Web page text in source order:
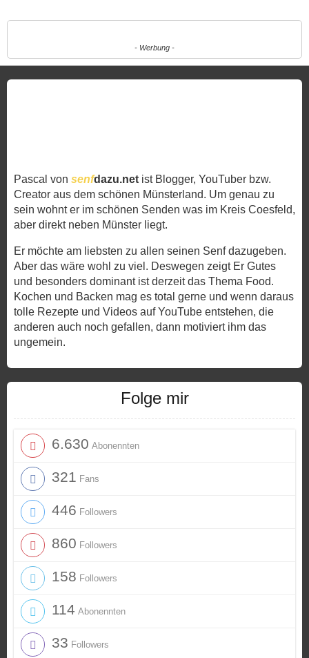
- Werbung -
Pascal von senfdazu.net ist Blogger, YouTuber bzw.
Creator aus dem schönen Münsterland. Um genau zu
sein wohnt er im schönen Senden was im Kreis Coesfeld,
aber direkt neben Münster liegt.
Er möchte am liebsten zu allen seinen Senf dazugeben.
Aber das wäre wohl zu viel. Deswegen zeigt Er Gutes
und besonders dominant ist derzeit das Thema Food.
Kochen und Backen mag es total gerne und wenn daraus
tolle Rezepte und Videos auf YouTube entstehen, die
anderen auch noch gefallen, dann motiviert ihm das
ungemein.
Folge mir
6.630 Abonennten
321 Fans
446 Followers
860 Followers
158 Followers
114 Abonennten
33 Followers